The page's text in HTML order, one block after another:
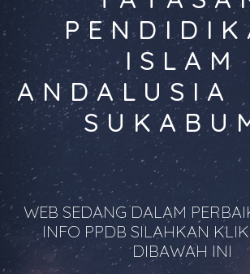
ISLAM
ANDALUSIA
WEB SEDANG DALAM
INFO PPDB SILAHKAN
DIBAWAH INI